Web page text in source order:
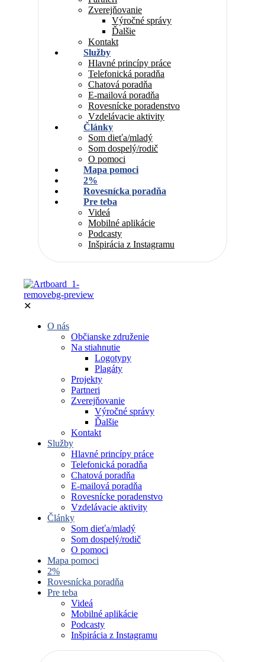
Zverejňovanie
Výročné správy
Ďalšie
Kontakt
Služby
Hlavné princípy práce
Telefonická poradňa
Chatová poradňa
E-mailová poradňa
Rovesnícke poradenstvo
Vzdelávacie aktivity
Články
Som dieťa/mladý
Som dospelý/rodič
O pomoci
Mapa pomoci
2%
Rovesnícka poradňa
Pre teba
Videá
Mobilné aplikácie
Podcasty
Inšpirácia z Instagramu
✕
O nás
Občianske združenie
Na stiahnutie
Logotypy
Plagáty
Projekty
Partneri
Zverejňovanie
Výročné správy
Ďalšie
Kontakt
Služby
Hlavné princípy práce
Telefonická poradňa
Chatová poradňa
E-mailová poradňa
Rovesnícke poradenstvo
Vzdelávacie aktivity
Články
Som dieťa/mladý
Som dospelý/rodič
O pomoci
Mapa pomoci
2%
Rovesnícka poradňa
Pre teba
Videá
Mobilné aplikácie
Podcasty
Inšpirácia z Instagramu